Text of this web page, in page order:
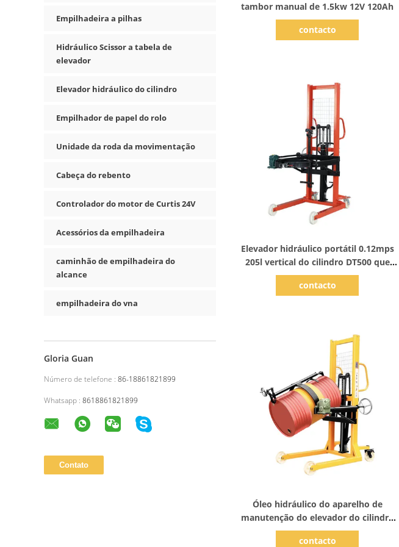
Empilhadeira a pilhas
Hidráulico Scissor a tabela de
elevador
Elevador hidráulico do cilindro
Empilhador de papel do rolo
Unidade da roda da movimentação
Cabeça do rebento
Controlador do motor de Curtis 24V
Acessórios da empilhadeira
caminhão de empilhadeira do
alcance
empilhadeira do vna
Gloria Guan
Número de telefone : 86-18861821899
Whatsapp : 8618861821899
tambor manual de 1.5kw 12V 120Ah
contacto
Elevador hidráulico portátil 0.12mps
205l vertical do cilindro DT500 que
segura o carro
contacto
Óleo hidráulico do aparelho de
manutenção do elevador do cilindro
do alimentador manual versátil
contacto